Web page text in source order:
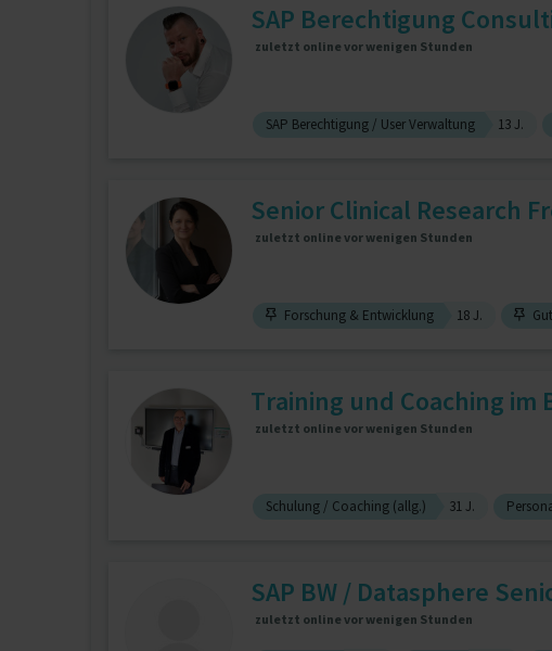
SAP Berechtigung
zuletzt online vor wenigen Stunden
SAP Berechtigung / User Verwaltung 13 J.
Senior Clinical Research
zuletzt online vor wenigen Stunden
Forschung & Entwicklung 18 J.
Training und Coaching im
zuletzt online vor wenigen Stunden
Schulung / Coaching (allg.) 31 J.
SAP BW / Datasphere
zuletzt online vor wenigen Stunden